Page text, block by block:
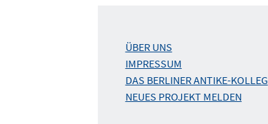
ÜBER UNS
IMPRESSUM
DAS BERLINER ANTIKE-KOLLEG
NEUES PROJEKT MELDEN